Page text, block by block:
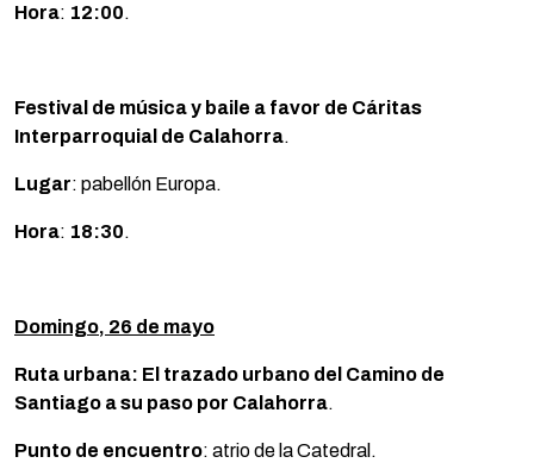
Hora: 12:00.
Festival de música y baile a favor de Cáritas
Interparroquial de Calahorra.
Lugar: pabellón Europa.
Hora: 18:30.
Domingo, 26 de mayo
Ruta urbana: El trazado urbano del Camino de
Santiago a su paso por Calahorra.
Punto de encuentro: atrio de la Catedral.